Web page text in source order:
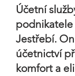
Účetní
podnikatele
Jestřebí.
účetnictví
komfort a